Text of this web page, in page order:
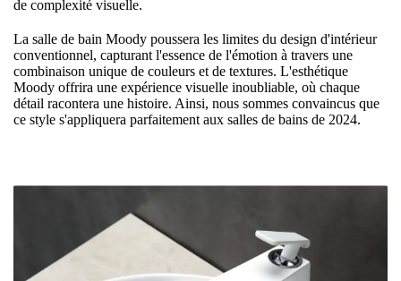
de complexité visuelle.
La salle de bain Moody poussera les limites du design d'intérieur
conventionnel, capturant l'essence de l'émotion à travers une
combinaison unique de couleurs et de textures. L'esthétique
Moody offrira une expérience visuelle inoubliable, où chaque
détail racontera une histoire. Ainsi, nous sommes convaincus que
ce style s'appliquera parfaitement aux salles de bains de 2024.